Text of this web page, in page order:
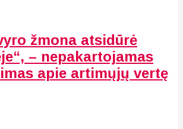
žmona atsidūrė
– nepakartojamas
apie artimųjų vertę